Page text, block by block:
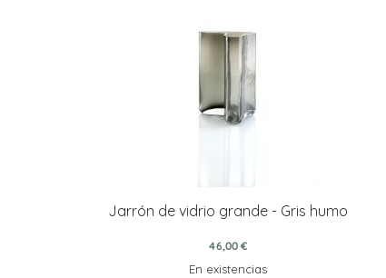
Jarrón de vidrio grande - Gris humo
46,00 €
En existencias